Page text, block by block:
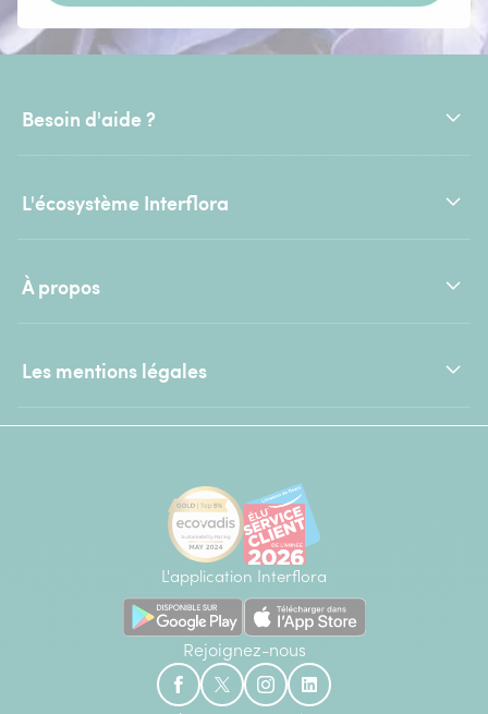
Besoin d'aide ?
L'écosystème Interflora
À propos
Les mentions légales
L'application Interflora
Rejoignez-nous